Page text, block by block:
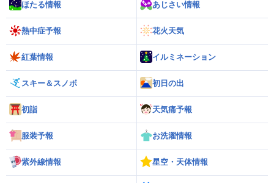
ほたる情報 あじさい情報
熱中症予報 花火天気
紅葉情報 イルミネーション
スキー＆スノボ 初日の出
初詣 天気痛予報
服装予報 お洗濯情報
紫外線情報 星空・天体情報